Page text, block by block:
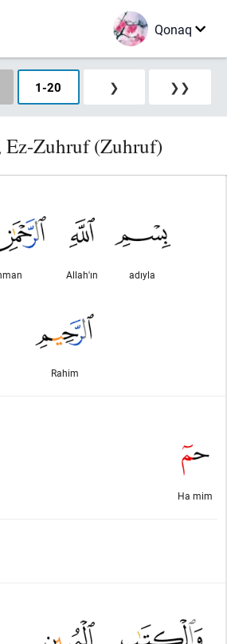
Qonaq
1-20 ❯ ❯❯
Ez-Zuhruf (Zuhruf)
adıyla
Allah'ın
Rahim
Ha mim